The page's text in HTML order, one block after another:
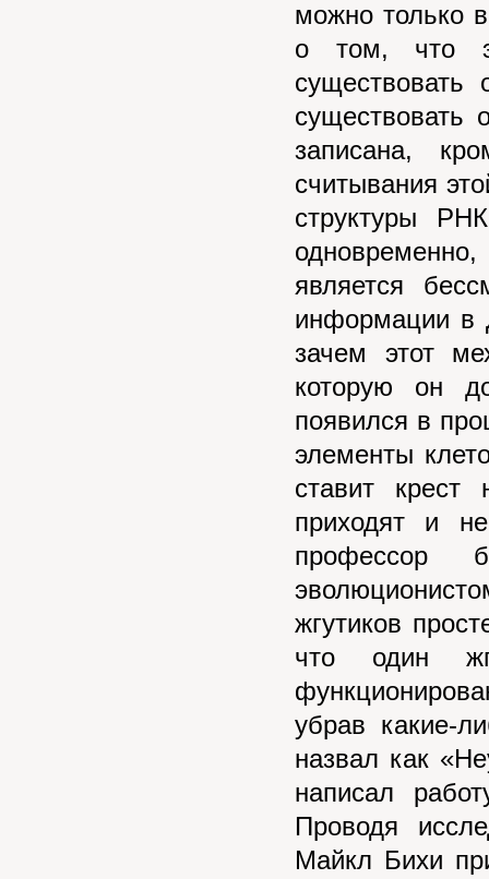
можно только
о том, что
существовать
записана,
считывания
структуры
является
информации в
зачем этот
которую он
появился в
элементы
ставит
приходят и
профессор
жгутиков
что один
убрав какие-
назвал как
написал
Проводя
Майкл Бихи